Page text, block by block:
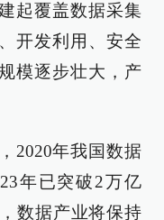
起覆盖数据采集
开发利用、安全
模逐步壮大，产
2020年我国数据
年已突破2万亿
数据产业将保持